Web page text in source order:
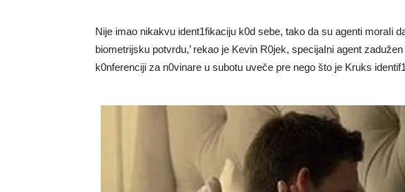
Nije imao nikakvu ident1fikaciju k0d sebe, tako da su agenti moraIi
biometrijsku potvrdu,’ rekao je Kevin R0jek, specijaIni agent
k0nferenciji za n0vinare u subotu uveče pre nego što je Kruks